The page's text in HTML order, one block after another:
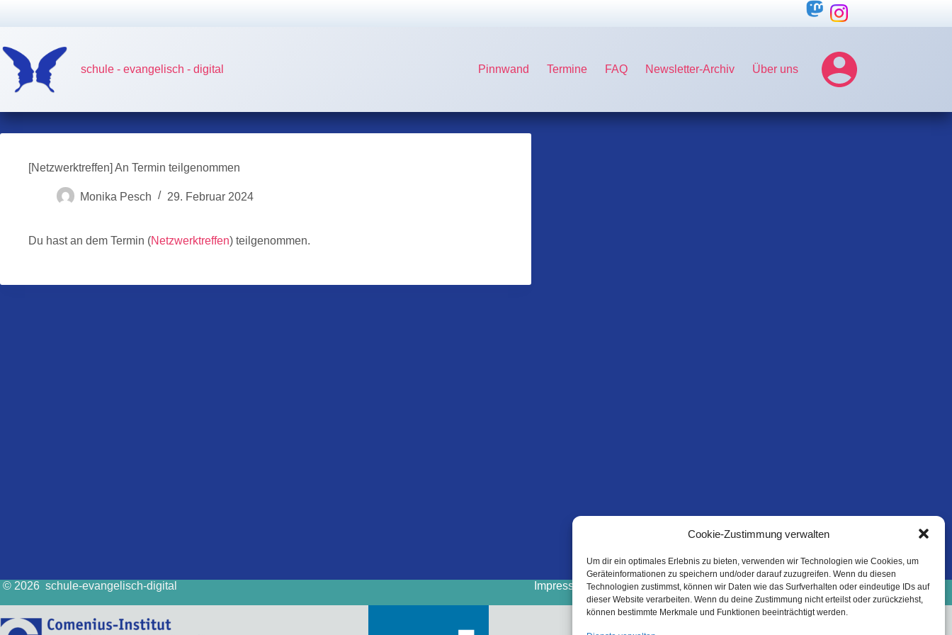
Cookie-Zustimmung verwalten
Um dir ein optimales Erlebnis zu bieten, verwenden wir Technologien wie Cookies, um
Geräteinformationen zu speichern und/oder darauf zuzugreifen. Wenn du diesen
Technologien zustimmst, können wir Daten wie das Surfverhalten oder eindeutige IDs auf
dieser Website verarbeiten. Wenn du deine Zustimmung nicht erteilst oder zurückziehst,
können bestimmte Merkmale und Funktionen beeinträchtigt werden.
schule - evangelisch - digital Pinnwand Termine FAQ Newsletter-Archiv Über uns
[Netzwerktreffen] An Termin teilgenommen
Monika Pesch 29. Februar 2024
Du hast an dem Termin (Netzwerktreffen) teilgenommen.
© 2026 schule-evangelisch-digital Impressum Cookie-Richtlinie (EU)
Datenschutzinformation
Haftungsausschluss